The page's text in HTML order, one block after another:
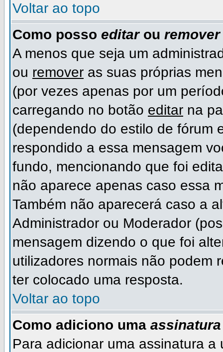
Voltar ao topo
Como posso editarou remover
A menos que seja um
ou remover as suas próprias
(por vezes apenas por um
carregando no botão editar na
(dependendo do estilo de fórum
respondido a essa mensagem
fundo, mencionando que foi
não aparece apenas caso essa
Também não aparecerá caso a
Administrador ou Moderador
mensagem dizendo o que foi
utilizadores normais não podem
ter colocado uma resposta.
Voltar ao topo
Como adiciono uma assinatura
Para adicionar uma assinatura